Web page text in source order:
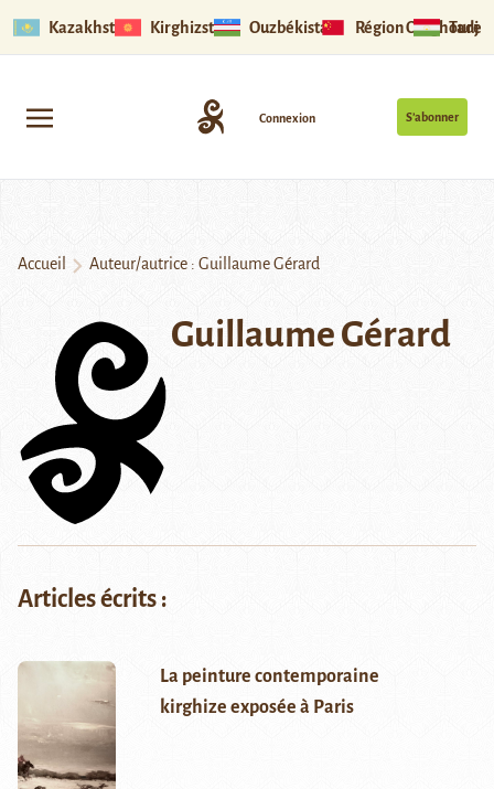
Kazakhstan Kirghizstan Ouzbékistan Région Ouïghoure
S’abonner
Connexion
Accueil Auteur/autrice : Guillaume Gérard
Guillaume Gérard
Articles écrits :
La peinture contemporaine
kirghize exposée à Paris